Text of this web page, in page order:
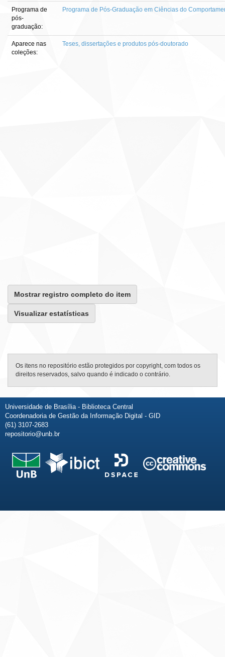
Programa de
pós-
graduação:
Programa de Pós-Graduação em Ciências do
Aparece nas
coleções:
Teses, dissertações e produtos pós-doutorado
Mostrar registro completo do item
Visualizar estatísticas
Os itens no repositório estão protegidos por copyright, com todos os
direitos reservados, salvo quando é indicado o contrário.
Universidade de Brasília - Biblioteca Central
Coordenadoria de Gestão da Informação Digital - GID
(61) 3107-2683
repositorio@unb.br